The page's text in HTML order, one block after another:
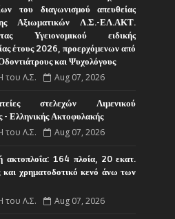
του διαγωνισμού απευθείας
Αξιωματικών Λ.Σ.-ΕΛ.ΑΚΤ.
Υγειονομικού ειδικής
έτους 2026, προερχόμενων από
και Ψυχολόγους
Λ.Σ. Aug 07, 2026
στελεχών Λιμενικού
- Ελληνικής Ακτοφυλακής
Λ.Σ. Aug 07, 2026
ακτοπλοΐα: 164 πλοία, 20 εκατ.
και χρηματοδοτικό κενό άνω των
Λ.Σ. Aug 07, 2026